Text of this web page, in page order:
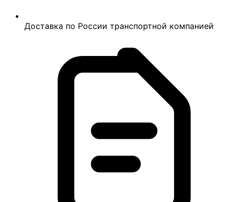
Доставка по России транспортной компанией